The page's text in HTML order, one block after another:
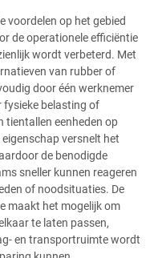
voordelen op het gebied
de operationele efficiëntie
wordt verbeterd. Met
van rubber of
door één werknemer
fysieke belasting of
tientallen eenheden op
versnelt het
de benodigde
sneller kunnen reageren
of noodsituaties. De
maakt het mogelijk om
te laten passen,
en transportruimte wordt